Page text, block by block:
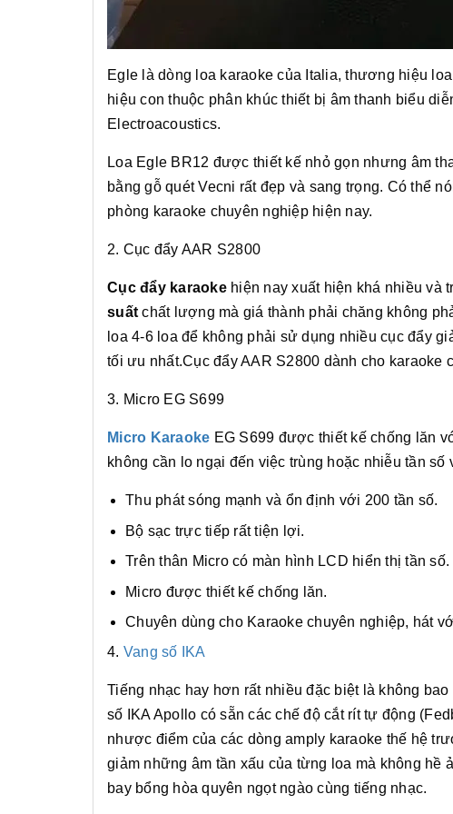
Egle là dòng loa karaoke của Italia, thương hiệu
hiệu con thuộc phân khúc thiết bị âm thanh biểu
Electroacoustics.
Loa Egle BR12 được thiết kế nhỏ gọn nhưng âm
bằng gỗ quét Vecni rất đẹp và sang trọng. Có thể
phòng karaoke chuyên nghiệp hiện nay.
2. Cục đẩy AAR S2800
Cục đẩy karaokehiện nay xuất hiện khá nhiều và
suất chất lượng mà giá thành phải chăng không
loa 4-6 loa để không phải sử dụng nhiều cục đẩy
tối ưu nhất.Cục đẩy AAR S2800 dành cho karaoke
3. Micro EG S699
Micro Karaoke EG S699 được thiết kế chống lăn
không cần lo ngại đến việc trùng hoặc nhiễu tần
Thu phát sóng mạnh và ổn định với 200 tần số.
Bộ sạc trực tiếp rất tiện lợi.
Trên thân Micro có màn hình LCD hiển thị tần số.
Micro được thiết kế chống lăn.
Chuyên dùng cho Karaoke chuyên nghiệp, hát
4. Vang số IKA
Tiếng nhạc hay hơn rất nhiều đặc biệt là không
số IKA Apollo có sẵn các chế độ cắt rít tự động
nhược điểm của các dòng amply karaoke thế hệ
giảm những âm tần xấu của từng loa mà không hề
bay bổng hòa quyên ngọt ngào cùng tiếng nhạc.